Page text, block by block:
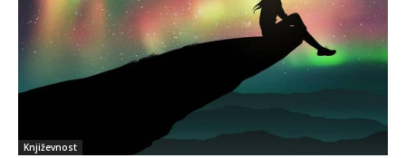
Književnost